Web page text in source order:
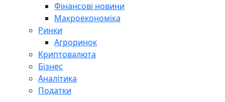
Фінансові новини
Макроекономіка
Ринки
Агроринок
Криптовалюта
Бізнес
Аналітика
Податки